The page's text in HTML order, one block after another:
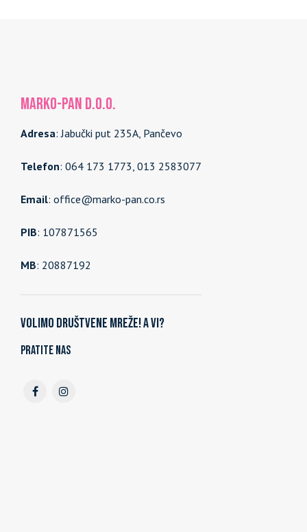
MARKO-PAN d.o.o.
Adresa: Jabučki put 235A, Pančevo
Telefon: 064 173 1773, 013 2583077
Email: office@marko-pan.co.rs
PIB: 107871565
MB: 20887192
Volimo društvene mreže! A vi?
Pratite nas